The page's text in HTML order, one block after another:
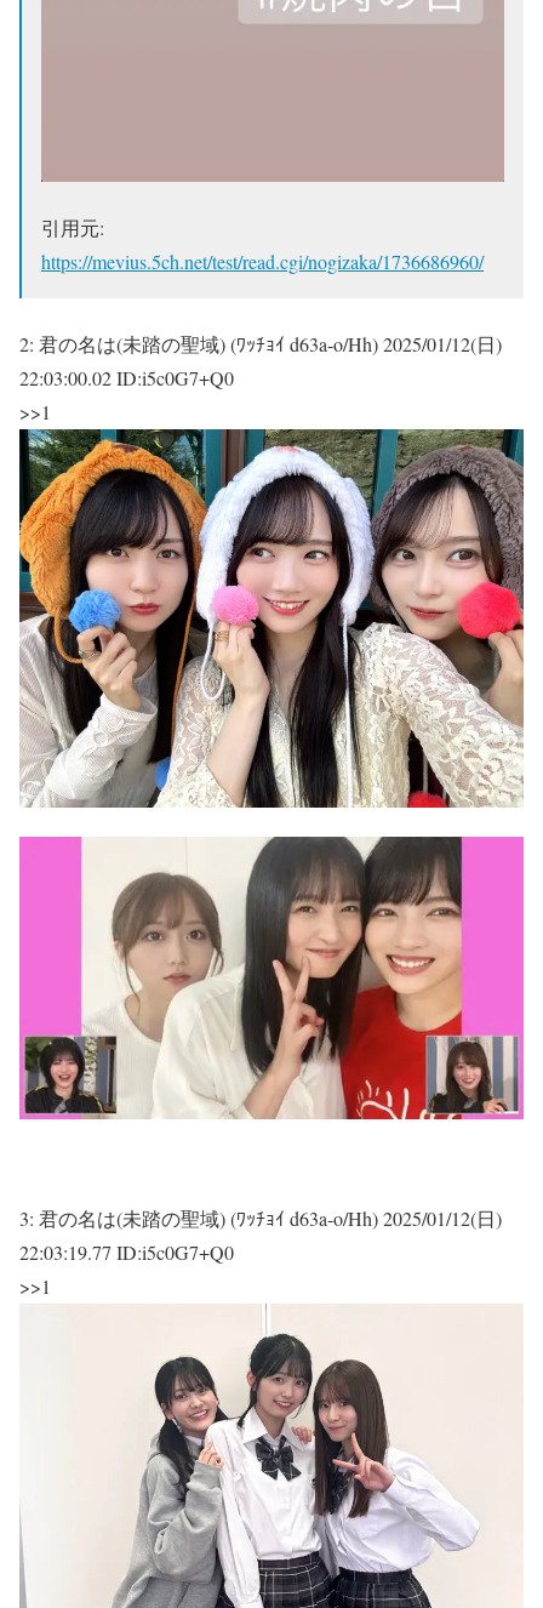
引用元:
https://mevius.5ch.net/test/read.cgi/nogizaka/1736686960/
2: 君の名は(未踏の聖域) (ﾜｯﾁｮｲ d63a-o/Hh)2025/01/12(日)
22:03:00.02 ID:i5c0G7+Q0
>>1
3: 君の名は(未踏の聖域) (ﾜｯﾁｮｲ d63a-o/Hh)2025/01/12(日)
22:03:19.77 ID:i5c0G7+Q0
>>1